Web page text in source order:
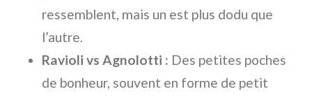
ressemblent, mais un est plus dodu que
l’autre.
Ravioli vs Agnolotti : Des petites poches
de bonheur, souvent en forme de petit